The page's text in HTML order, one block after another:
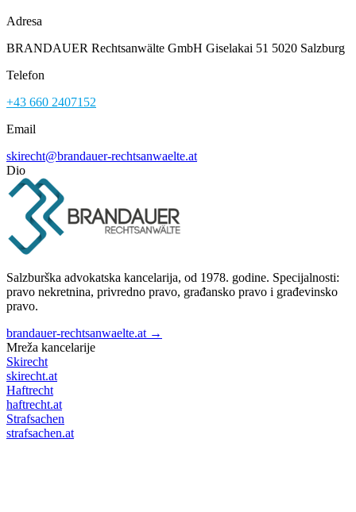
Adresa
BRANDAUER Rechtsanwälte GmbH Giselakai 51 5020 Salzburg
Telefon
+43 660 2407152
Email
skirecht@brandauer-rechtsanwaelte.at
Dio
Salzburška advokatska kancelarija, od 1978. godine. Specijalnosti:
pravo nekretnina, privredno pravo, građansko pravo i građevinsko
pravo.
brandauer-rechtsanwaelte.at →
Mreža kancelarije
Skirecht
skirecht.at
Haftrecht
haftrecht.at
Strafsachen
strafsachen.at